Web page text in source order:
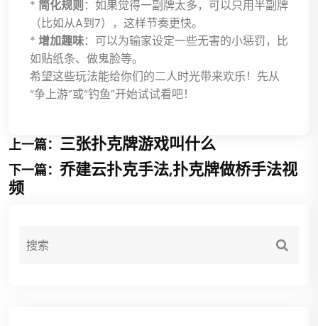
* 简化规则 ：如果觉得一副牌太多，可以只用半副牌
（比如从A到7），这样节奏更快。
* 增加趣味：可以为输家设定一些无害的小惩罚，比
如贴纸条、做鬼脸等。
希望这些玩法能给你们的二人时光带来欢乐！先从
“争上游”或“钓鱼”开始试试看吧！
上一篇： 三张扑克牌游戏叫什么
下一篇： 乔建云扑克手法,扑克牌做桥手法视
频